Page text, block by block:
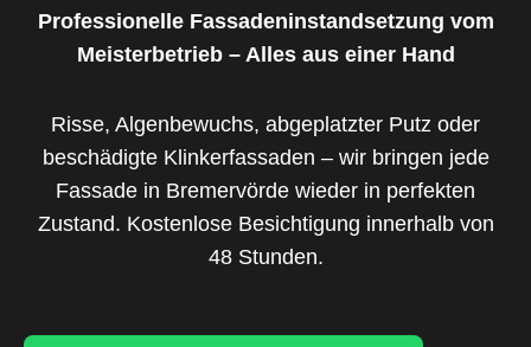
Professionelle Fassadeninstandsetzung vom
Meisterbetrieb – Alles aus einer Hand
Risse, Algenbewuchs, abgeplatzter Putz oder
beschädigte Klinkerfassaden – wir bringen jede
Fassade in Bremervörde wieder in perfekten
Zustand. Kostenlose Besichtigung innerhalb von
48 Stunden.